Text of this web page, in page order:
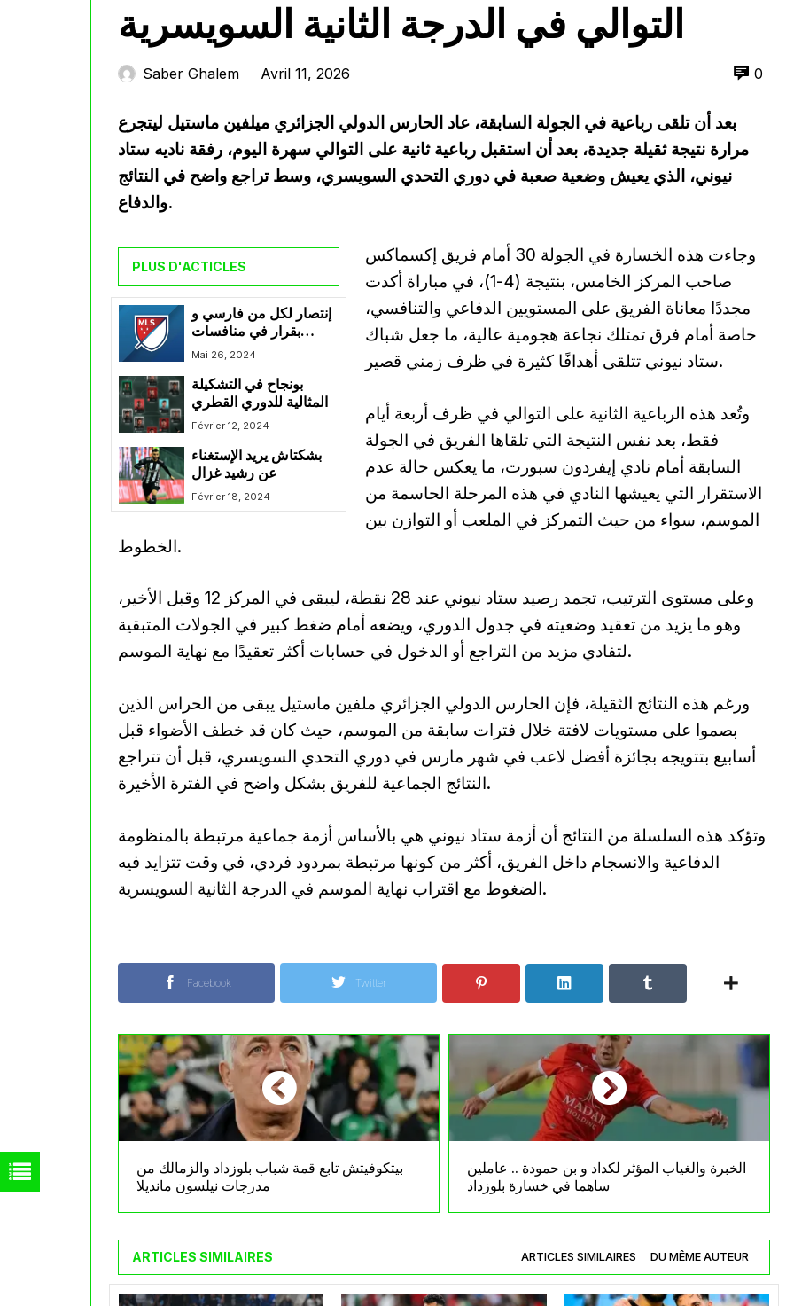
التوالي في الدرجة الثانية السويسرية
Saber Ghalem — Avril 11, 2026 0
بعد أن تلقى رباعية في الجولة السابقة، عاد الحارس الدولي الجزائري ميلفين ماستيل ليتجرع
مرارة نتيجة ثقيلة جديدة، بعد أن استقبل رباعية ثانية على التوالي سهرة اليوم، رفقة ناديه ستاد
نيوني، الذي يعيش وضعية صعبة في دوري التحدي السويسري، وسط تراجع واضح في النتائج
والدفاع.
PLUS D'ACTICLES
إنتصار لكل من فارسي و
بقرار في منافسات
الدوري الأمريكي لكرة
Mai 26, 2024
بونجاح في التشكيلة
المثالية للدوري القطري
Février 12, 2024
بشكتاش يريد الإستغناء
عن رشيد غزال
Février 18, 2024
وجاءت هذه الخسارة في الجولة 30 أمام فريق إكسماكس
صاحب المركز الخامس، بنتيجة (4-1)، في مباراة أكدت
مجددًا معاناة الفريق على المستويين الدفاعي والتنافسي،
خاصة أمام فرق تمتلك نجاعة هجومية عالية، ما جعل شباك
ستاد نيوني تتلقى أهدافًا كثيرة في ظرف زمني قصير.
وتُعد هذه الرباعية الثانية على التوالي في ظرف أربعة أيام
فقط، بعد نفس النتيجة التي تلقاها الفريق في الجولة
السابقة أمام نادي إيفردون سبورت، ما يعكس حالة عدم
الاستقرار التي يعيشها النادي في هذه المرحلة الحاسمة من
الموسم، سواء من حيث التمركز في الملعب أو التوازن بين
الخطوط.
وعلى مستوى الترتيب، تجمد رصيد ستاد نيوني عند 28 نقطة، ليبقى في المركز 12 وقبل الأخير،
وهو ما يزيد من تعقيد وضعيته في جدول الدوري، ويضعه أمام ضغط كبير في الجولات المتبقية
لتفادي مزيد من التراجع أو الدخول في حسابات أكثر تعقيدًا مع نهاية الموسم.
ورغم هذه النتائج الثقيلة، فإن الحارس الدولي الجزائري ملفين ماستيل يبقى من الحراس الذين
بصموا على مستويات لافتة خلال فترات سابقة من الموسم، حيث كان قد خطف الأضواء قبل
أسابيع بتتويجه بجائزة أفضل لاعب في شهر مارس في دوري التحدي السويسري، قبل أن تتراجع
النتائج الجماعية للفريق بشكل واضح في الفترة الأخيرة.
وتؤكد هذه السلسلة من النتائج أن أزمة ستاد نيوني هي بالأساس أزمة جماعية مرتبطة بالمنظومة
الدفاعية والانسجام داخل الفريق، أكثر من كونها مرتبطة بمردود فردي، في وقت تتزايد فيه
الضغوط مع اقتراب نهاية الموسم في الدرجة الثانية السويسرية.
Facebook Twitter
بيتكوفيتش تابع قمة شباب بلوزداد والزمالك من
مدرجات نيلسون مانديلا
الخبرة والغياب المؤثر لكداد و بن حمودة .. عاملين
ساهما في خسارة بلوزداد
ARTICLES SIMILAIRES ARTICLES SIMILAIRES DU MÊME AUTEUR